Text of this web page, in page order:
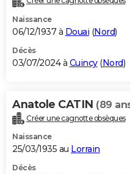
Naissance
06/12/1937 à Douai (Nord)
Décès
03/07/2024 à Cuincy(Nord)
Anatole CATIN (89
Créer une cagnotte obsèques
Naissance
25/03/1935 au Lorrain
Décès